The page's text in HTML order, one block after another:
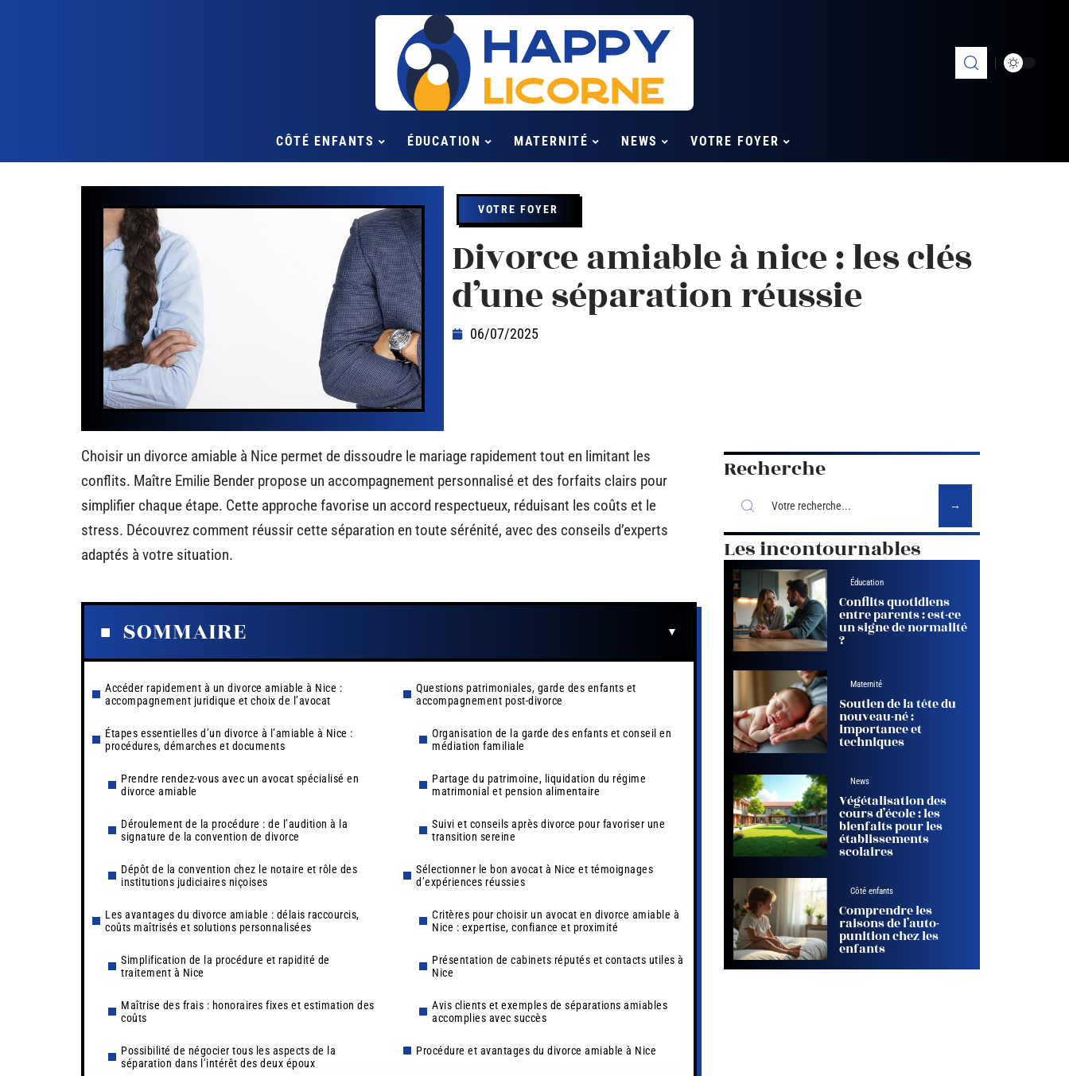
CÔTÉ ENFANTS ÉDUCATION MATERNITÉ NEWS VOTRE FOYER
VOTRE FOYER
Divorce amiable à nice : les clés
d’une séparation réussie
06/07/2025
Choisir un divorce amiable à Nice permet de dissoudre le mariage rapidement tout en limitant les
conflits. Maître Emilie Bender propose un accompagnement personnalisé et des forfaits clairs pour
simplifier chaque étape. Cette approche favorise un accord respectueux, réduisant les coûts et le
stress. Découvrez comment réussir cette séparation en toute sérénité, avec des conseils d’experts
adaptés à votre situation.
SOMMAIRE
Accéder rapidement à un divorce amiable à Nice :
accompagnement juridique et choix de l’avocat
Étapes essentielles d’un divorce à l’amiable à Nice :
procédures, démarches et documents
Prendre rendez-vous avec un avocat spécialisé en
divorce amiable
Déroulement de la procédure : de l’audition à la
signature de la convention de divorce
Dépôt de la convention chez le notaire et rôle des
institutions judiciaires niçoises
Les avantages du divorce amiable : délais raccourcis,
coûts maîtrisés et solutions personnalisées
Simplification de la procédure et rapidité de
traitement à Nice
Maîtrise des frais : honoraires fixes et estimation des
coûts
Possibilité de négocier tous les aspects de la
séparation dans l’intérêt des deux époux
Questions patrimoniales, garde des enfants et
accompagnement post-divorce
Organisation de la garde des enfants et conseil en
médiation familiale
Partage du patrimoine, liquidation du régime
matrimonial et pension alimentaire
Suivi et conseils après divorce pour favoriser une
transition sereine
Sélectionner le bon avocat à Nice et témoignages
d’expériences réussies
Critères pour choisir un avocat en divorce amiable à
Nice : expertise, confiance et proximité
Présentation de cabinets réputés et contacts utiles à
Nice
Avis clients et exemples de séparations amiables
accomplies avec succès
Procédure et avantages du divorce amiable à Nice
Recherche
Les incontournables
Éducation
Conflits quotidiens
entre parents : est-ce
un signe de normalité
?
Maternité
Soutien de la tête du
nouveau-né :
importance et
techniques
News
Végétalisation des
cours d’école : les
bienfaits pour les
établissements
scolaires
Côté enfants
Comprendre les
raisons de l’auto-
punition chez les
enfants